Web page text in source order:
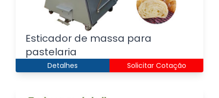
Esticador de massa para
pastelaria
Detalhes Solicitar Cotação